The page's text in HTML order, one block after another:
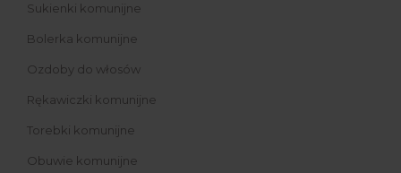
Sukienki komunijne
Bolerka komunijne
Ozdoby do włosów
Rękawiczki komunijne
Torebki komunijne
Obuwie komunijne